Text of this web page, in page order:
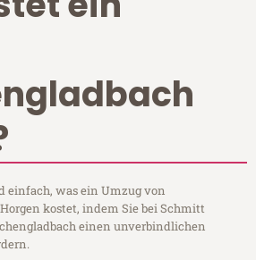
einfach, was ein Umzug von
kostet, indem Sie bei Schmitt
einen unverbindlichen